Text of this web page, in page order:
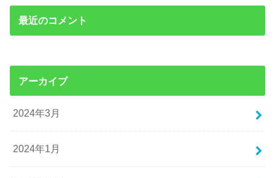
最近のコメント
アーカイブ
2024年3月
2024年1月